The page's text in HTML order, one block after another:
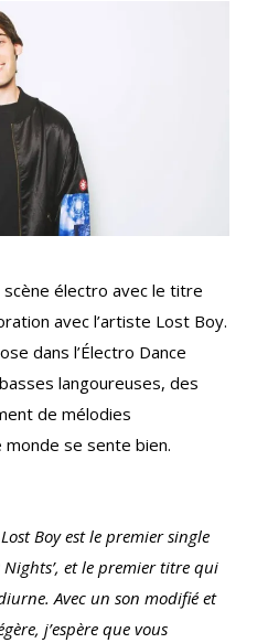
électro avec le titre
avec l’artiste Lost Boy.
dans l’Électro Dance
langoureuses, des
de mélodies
se sente bien.
Boy est le premier single
Nights’, et le premier titre qui
Avec un son modifié et
j’espère que vous